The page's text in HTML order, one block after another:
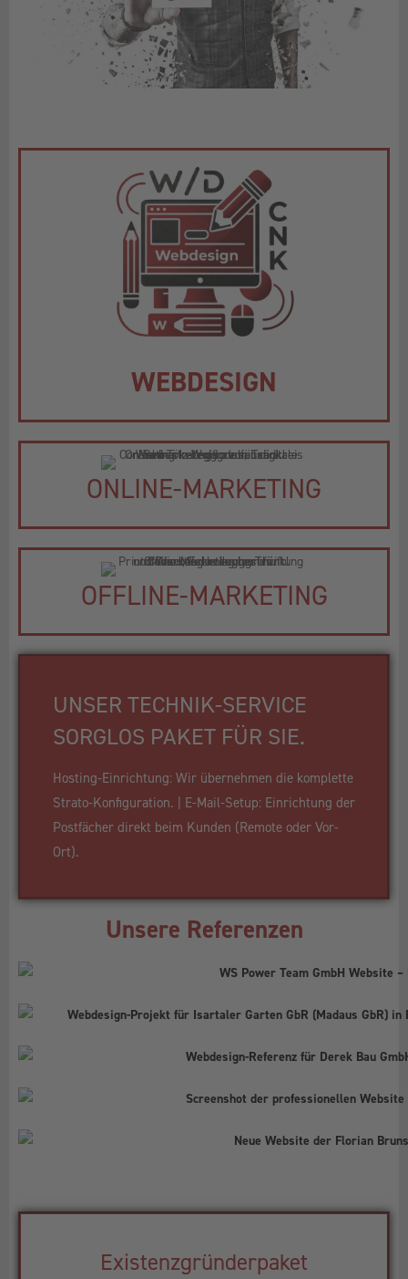
WEBDESIGN
ONLINE-MARKETING
OFFLINE-MARKETING
UNSER TECHNIK-SERVICE
SORGLOS PAKET FÜR SIE.
Hosting-Einrichtung: Wir übernehmen die komplette
Strato-Konfiguration. | E-Mail-Setup: Einrichtung der
Postfächer direkt beim Kunden (Remote oder Vor-
Ort).
Unsere Referenzen
Existenzgründerpaket